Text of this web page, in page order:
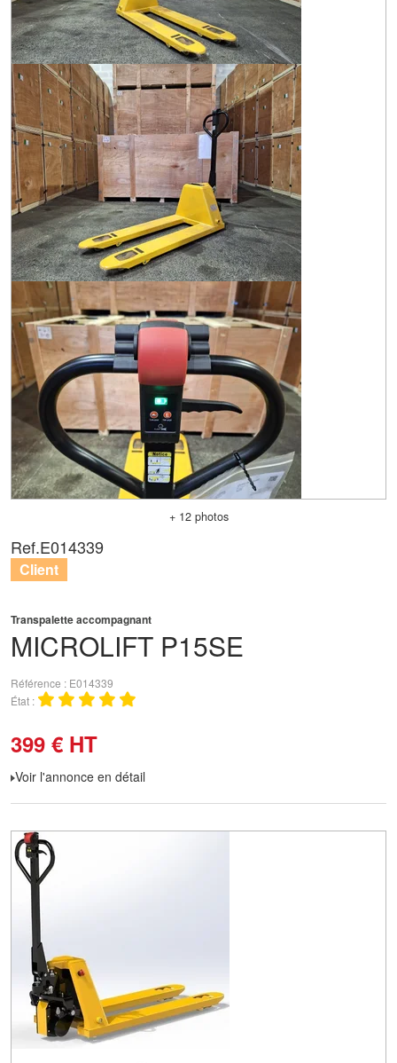
+ 12 photos
MICROLIFT P15SE
Transpalette accompagnant
Référence
E014339
État
399 € HT
Voir l'annonce en détail
Ref.E014339
Client